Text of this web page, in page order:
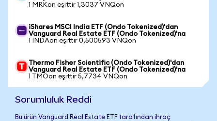
1 MRKon eşittir 1,3037 VNQon
iShares MSCI India ETF (Ondo Tokenized)'dan
Vanguard Real Estate ETF (Ondo Tokenized)'na
1 INDAon eşittir 0,500593 VNQon
Thermo Fisher Scientific (Ondo Tokenized)'dan
Vanguard Real Estate ETF (Ondo Tokenized)'na
1 TMOon eşittir 5,7734 VNQon
Sorumluluk Reddi
Bu ürün Vanguard Real Estate ETF tarafından ihraç